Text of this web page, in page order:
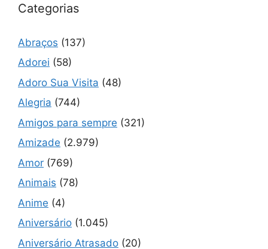
Categorias
Abraços (137)
Adorei (58)
Adoro Sua Visita (48)
Alegria (744)
Amigos para sempre (321)
Amizade (2.979)
Amor (769)
Animais (78)
Anime (4)
Aniversário (1.045)
Aniversário Atrasado (20)